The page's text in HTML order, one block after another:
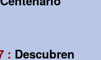
: Descubren